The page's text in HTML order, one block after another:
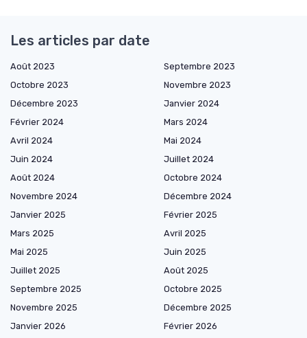
Les articles par date
Août 2023
Septembre 2023
Octobre 2023
Novembre 2023
Décembre 2023
Janvier 2024
Février 2024
Mars 2024
Avril 2024
Mai 2024
Juin 2024
Juillet 2024
Août 2024
Octobre 2024
Novembre 2024
Décembre 2024
Janvier 2025
Février 2025
Mars 2025
Avril 2025
Mai 2025
Juin 2025
Juillet 2025
Août 2025
Septembre 2025
Octobre 2025
Novembre 2025
Décembre 2025
Janvier 2026
Février 2026